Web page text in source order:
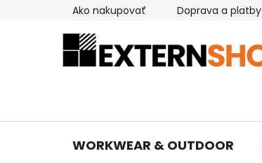
Ako nakupovať Doprava a platby
WORKWEAR & OUTDOOR